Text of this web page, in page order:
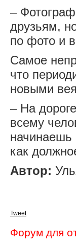
–
друзьям,
по фото и
Самое
что
новыми
– На
всему
начинаешь
как
Автор:
Tweet
Форум для